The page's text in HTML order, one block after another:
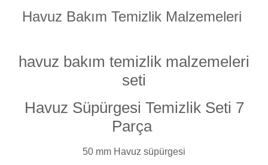
Ayak Dezenfektanı
Havuz Kış Kimyasalı
Kalsiyum Hipoklorit
Havuz
Bahçe Süs Havuzu
Havuz Bakım Temizlik Malzemeleri
havuz bakım temizlik malzemeleri
seti
Havuz Süpürgesi Temizlik Seti 7
Parça
50 mm Havuz süpürgesi